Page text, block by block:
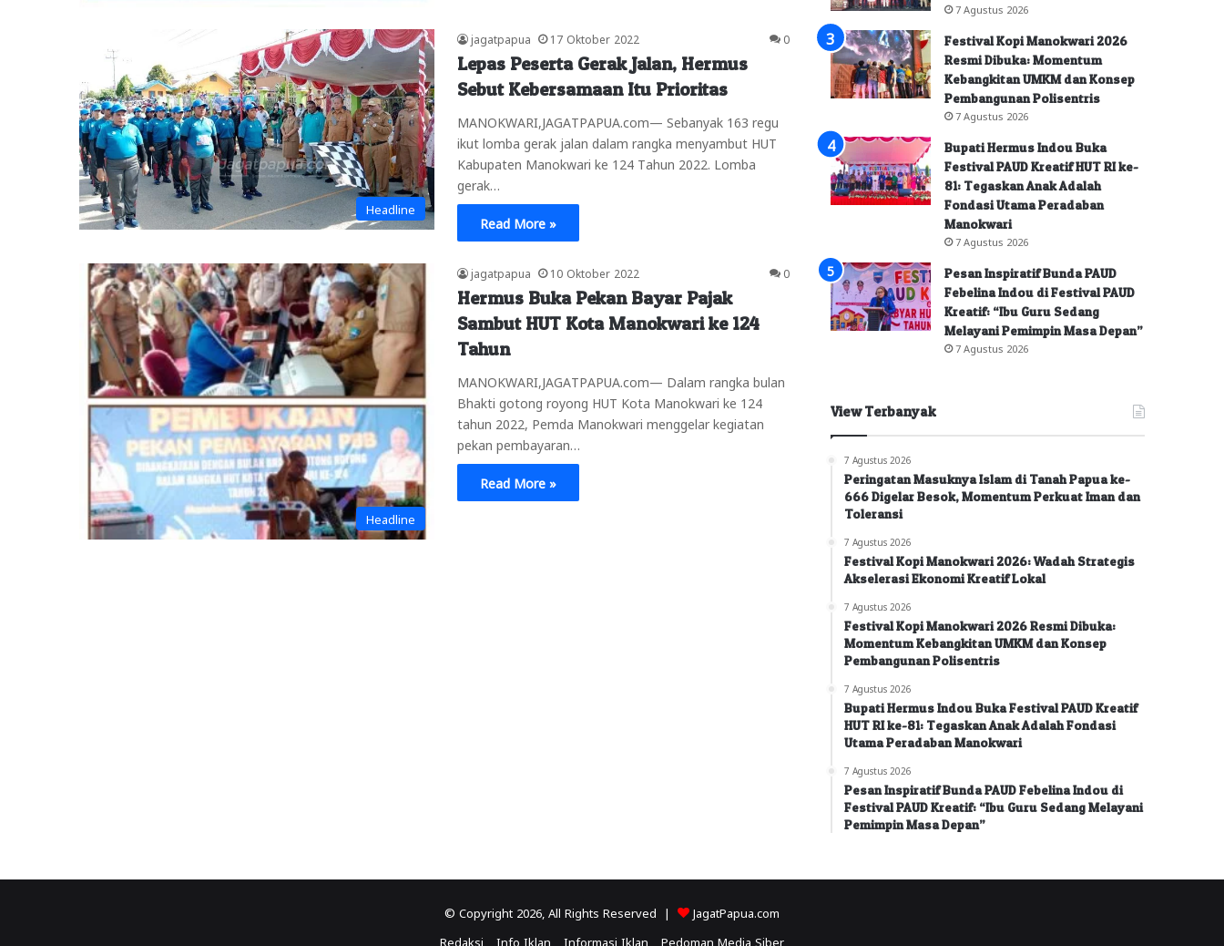
Headline
jagatpapua 17 Oktober 2022 0
Lepas Peserta Gerak Jalan, Hermus
Sebut Kebersamaan Itu Prioritas
MANOKWARI,JAGATPAPUA.com— Sebanyak 163 regu
ikut lomba gerak jalan dalam rangka menyambut HUT
Kabupaten Manokwari ke 124 Tahun 2022. Lomba
gerak…
Read More »
Headline
jagatpapua 10 Oktober 2022 0
Hermus Buka Pekan Bayar Pajak
Sambut HUT Kota Manokwari ke 124
Tahun
MANOKWARI,JAGATPAPUA.com— Dalam rangka bulan
Bhakti gotong royong HUT Kota Manokwari ke 124
tahun 2022, Pemda Manokwari menggelar kegiatan
pekan pembayaran…
Read More »
7 Agustus 2026
Festival Kopi Manokwari 2026
Resmi Dibuka: Momentum
Kebangkitan UMKM dan Konsep
Pembangunan Polisentris
7 Agustus 2026
Bupati Hermus Indou Buka
Festival PAUD Kreatif HUT RI ke-
81: Tegaskan Anak Adalah
Fondasi Utama Peradaban
Manokwari
7 Agustus 2026
Pesan Inspiratif Bunda PAUD
Febelina Indou di Festival PAUD
Kreatif: “Ibu Guru Sedang
Melayani Pemimpin Masa Depan”
7 Agustus 2026
View Terbanyak
7 Agustus 2026
Peringatan Masuknya Islam di Tanah Papua ke-
666 Digelar Besok, Momentum Perkuat Iman dan
Toleransi
7 Agustus 2026
Festival Kopi Manokwari 2026: Wadah Strategis
Akselerasi Ekonomi Kreatif Lokal
7 Agustus 2026
Festival Kopi Manokwari 2026 Resmi Dibuka:
Momentum Kebangkitan UMKM dan Konsep
Pembangunan Polisentris
7 Agustus 2026
Bupati Hermus Indou Buka Festival PAUD Kreatif
HUT RI ke-81: Tegaskan Anak Adalah Fondasi
Utama Peradaban Manokwari
7 Agustus 2026
Pesan Inspiratif Bunda PAUD Febelina Indou di
Festival PAUD Kreatif: “Ibu Guru Sedang Melayani
Pemimpin Masa Depan”
© Copyright 2026, All Rights Reserved | JagatPapua.com
Redaksi Info Iklan Informasi Iklan Pedoman Media Siber